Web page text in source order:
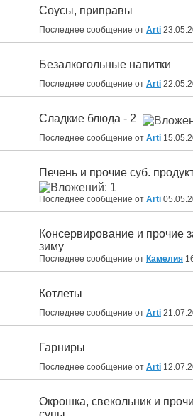
Соусы, приправы
Последнее сообщение от Arti
Безалкогольные напитки
Последнее сообщение от Arti
Сладкие блюда - 2
Последнее сообщение от Arti
Печень и прочие суб.
Последнее сообщение от Arti
Консервирование и прочие
зиму
Последнее сообщение от Камелия
Котлеты
Последнее сообщение от Arti
Гарниры
Последнее сообщение от Arti
Окрошка, свекольник и